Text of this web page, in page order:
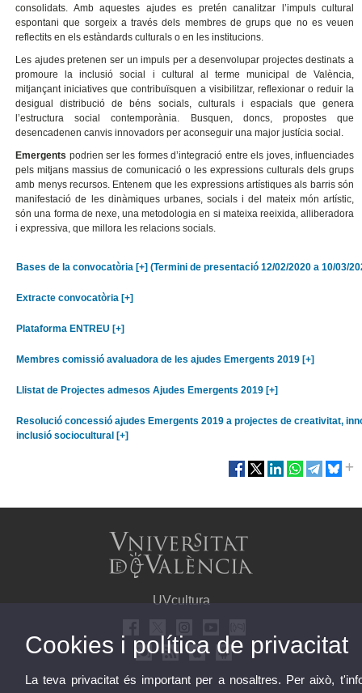
consolidats. Amb aquestes ajudes es pretén canalitzar l’impuls cultural
espontani que sorgeix a través dels membres de grups que no es veuen
reflectits en els estàndards culturals o en les institucions.
Les ajudes pretenen ser un impuls per a desenvolupar projectes destinats a
promoure la inclusió social i cultural al terme municipal de València,
mitjançant iniciatives que contribuïsquen a visibilitzar, reflexionar o reduir la
desigual distribució de béns socials, culturals i espacials que genera
l’estructura social contemporània. Busquen, doncs, propostes que
desencadenen canvis innovadors per aconseguir una major justícia social.
Emergents podrien ser les formes d’integració entre els joves, influenciades
pels mitjans massius de comunicació o les expressions culturals dels grups
amb menys recursos. Entenem que les expressions artístiques als barris són
manifestació de les dinàmiques urbanes, socials i del mateix món artístic,
són una forma de nexe, una metodologia en si mateixa reeixida, alliberadora
i expressiva, que millora les relacions socials.
Bases de la convocatòria [+] (Termini de presentació 12/02/2020 a 10/03/
Extracte convocatòria [+]
Plataforma ENTREU [+]
Membres comissió avaluadora de les ajudes Emergents 2019 [+]
Llistat de Projectes admesos Ajudes Emergents 2019 [+]
Resolució concessió ajudes Emergents 2019 a projectes de creativitat,
inclusió sociocultural [+]
UVcultura
Cookies i política de privacitat
La teva privacitat és important per a nosaltres. Per això,